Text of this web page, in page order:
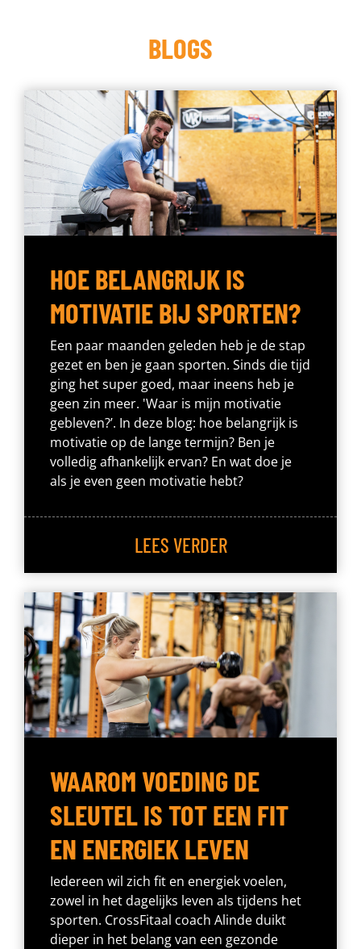
BLOGS
HOE BELANGRIJK IS
MOTIVATIE BIJ SPORTEN?
Een paar maanden geleden heb je de stap
gezet en ben je gaan sporten. Sinds die tijd
ging het super goed, maar ineens heb je
geen zin meer. 'Waar is mijn motivatie
gebleven?’. In deze blog: hoe belangrijk is
motivatie op de lange termijn? Ben je
volledig afhankelijk ervan? En wat doe je
als je even geen motivatie hebt?
LEES VERDER
WAAROM VOEDING DE
SLEUTEL IS TOT EEN FIT
EN ENERGIEK LEVEN
Iedereen wil zich fit en energiek voelen,
zowel in het dagelijks leven als tijdens het
sporten. CrossFitaal coach Alinde duikt
dieper in het belang van een gezonde